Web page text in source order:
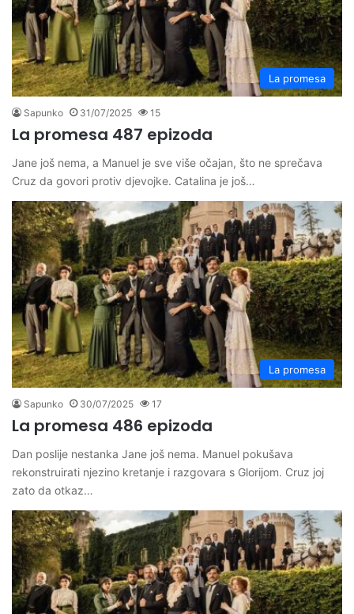
La promesa
Sapunko 31/07/2025 15
La promesa 487 epizoda
Jane još nema, a Manuel je sve više očajan, što ne sprečava
Cruz da govori protiv djevojke. Catalina je još…
La promesa
Sapunko 30/07/2025 17
La promesa 486 epizoda
Dan poslije nestanka Jane još nema. Manuel pokušava
rekonstruirati njezino kretanje i razgovara s Glorijom. Cruz joj
zato da otkaz…